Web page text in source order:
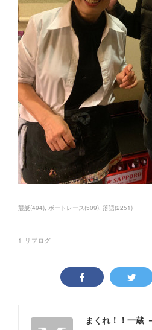
競艇(494) ボートレース(509) 落語(2251)
1 リブログ